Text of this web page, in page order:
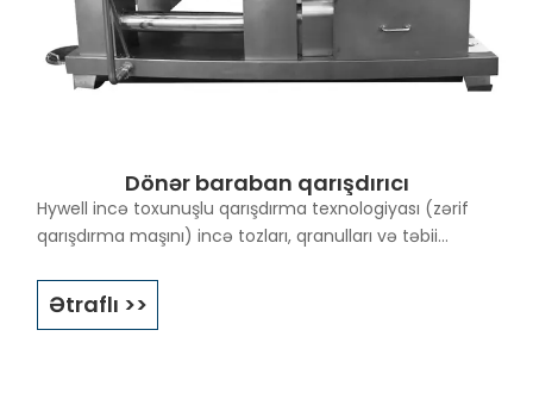
Dönər baraban qarışdırıcı
Hywell incə toxunuşlu qarışdırma texnologiyası (zərif
qarışdırma maşını) incə tozları, qranulları və təbii
hazırlanmışdır. fırlanan barabanlı qarışdırıcının qısa
müddətdə yüksək dərəcədə homojenliyə qarışdırılması
Ətraflı >>